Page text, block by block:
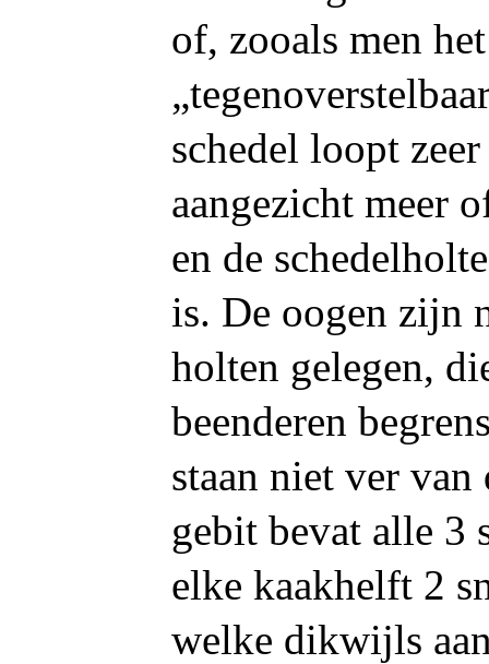
of, zooals men
schedel loopt
aangezicht meer
en de
is. De oogen zijn
holten gelegen,
beenderen
staan niet ver van
gebit bevat alle 3
elke kaakhelft 2
welke dikwijls